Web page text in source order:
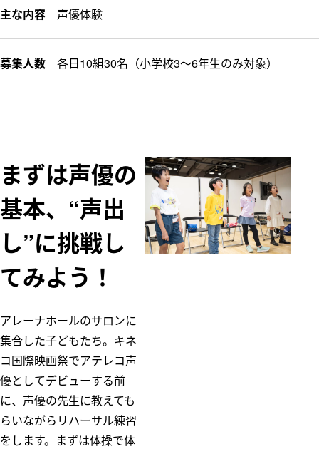
主な内容 声優体験
募集人数 各日10組30名（小学校3～6年生のみ対象）
まずは声優の
基本、“声出
し”に挑戦し
てみよう！
アレーナホールのサロンに
集合した子どもたち。キネ
コ国際映画祭でアテレコ声
優としてデビューする前
に、声優の先生に教えても
らいながらリハーサル練習
をします。まずは体操で体